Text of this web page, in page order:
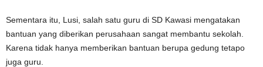
Sementara itu, Lusi, salah satu guru di SD Kawasi mengatakan
bantuan yang diberikan perusahaan sangat membantu sekolah.
Karena tidak hanya memberikan bantuan berupa gedung tetapo
juga guru.